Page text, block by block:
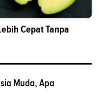
Cepat Tanpa
Muda, Apa